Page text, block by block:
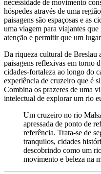
necessidade de movimento
hóspedes através de uma
paisagens são espaçosas e as
uma viagem para viajantes
atenção e permitir que um
Da riqueza cultural de Breslau
paisagens reflexivas em torno
cidades-fortaleza ao longo do
experiência de cruzeiro que é
Combina os prazeres de uma
intelectual de explorar um rio
Um cruzeiro no rio
apressada de ponto de
referência. Trata-se de
tranquilos, cidades
descobrindo como um
movimento e beleza na